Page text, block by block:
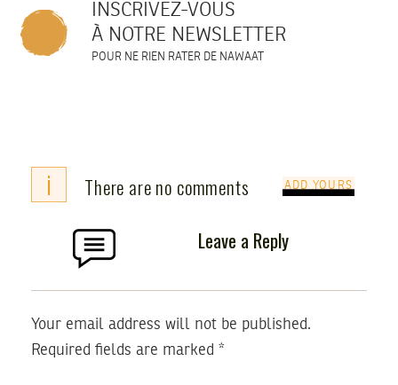
INSCRIVEZ-VOUS
À NOTRE NEWSLETTER
POUR NE RIEN RATER DE NAWAAT
i There are no comments ADD YOURS
Leave a Reply
Your email address will not be published.
Required fields are marked *